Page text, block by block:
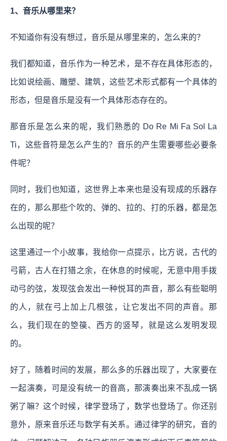
1、音乐从哪里来？
不知道你有没有想过，音乐是从哪里来的，怎么来的？
我们都知道，音乐作为一种艺术，是不存在具体形态的，
比如说绘画、雕塑、建筑，这些艺术形式都有一个具体的
形态，但是音乐是没有一个具体形态存在的。
那音乐是怎么来的呢，我们熟悉的 Do Re Mi Fa Sol La
Ti，这些音符是怎么产生的？音乐的产生需要哪些必要条
件呢？
同时，我们也知道，这世界上本来也是没有现成的乐器存
在的，那么那些个吹的、弹的、拉的、打的乐器，都是怎
么出现的呢？
这里通过一个小故事，我给你一点提示，比方说，古代的
弓箭，古人在打猎之余，在休息的时候呢，无意中用手拨
动弓的弦，发现弦会发出一种悦耳的声音，那么有些聪明
的人，就在弓上加上几根弦，让它发出不同的声音。那
么，我们现在的箜篌、西方的竖琴，就是这么发明发现
的。
好了，随着时间的发展，那么多的乐器出现了，大家要在
一起演奏，可是没有统一的音高，那演奏出来不乱成一锅
粥了嘛？这个时候，律学登场了，数学也登场了。你还别
意外，原来音乐还与数学有关系。通过律学的研究，音的